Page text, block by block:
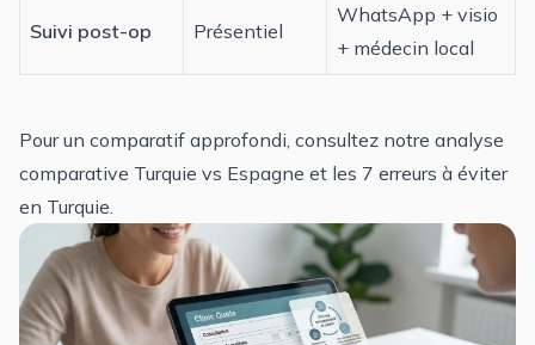
Suivi post-op Présentiel
WhatsApp + visio
+ médecin local
Pour un comparatif approfondi, consultez notre analyse
comparative Turquie vs Espagne et les 7 erreurs à éviter
en Turquie